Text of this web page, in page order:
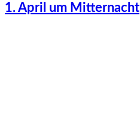
1. April um Mitternacht